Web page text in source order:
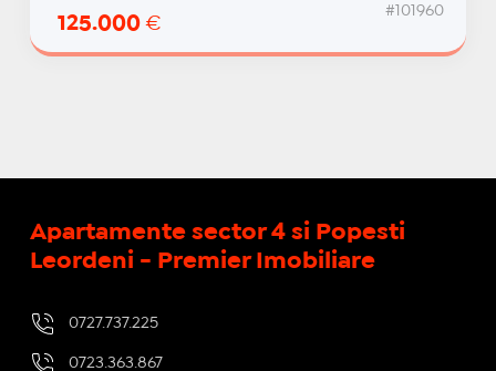
125.000 €
#101960
Apartamente sector 4 si Popesti
Leordeni - Premier Imobiliare
0727.737.225
0723.363.867